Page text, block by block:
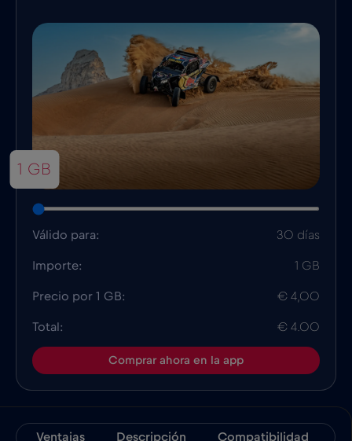
1 GB
Válido para: 30 días
Importe: 1 GB
Precio por 1 GB: € 4,00
Total: € 4.00
Comprar ahora en la app
Ventajas Descripción Compatibilidad